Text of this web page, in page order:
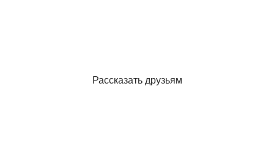
Рассказать друзьям